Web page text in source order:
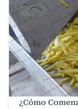
¿Cómo